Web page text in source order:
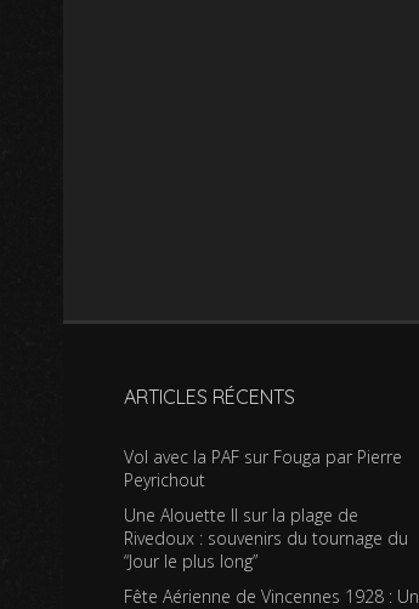
ARTICLES RÉCENTS
Vol avec la PAF sur Fouga par Pierre
Peyrichout
Une Alouette II sur la plage de
Rivedoux : souvenirs du tournage du
“Jour le plus long”
Fête Aérienne de Vincennes 1928 : Un